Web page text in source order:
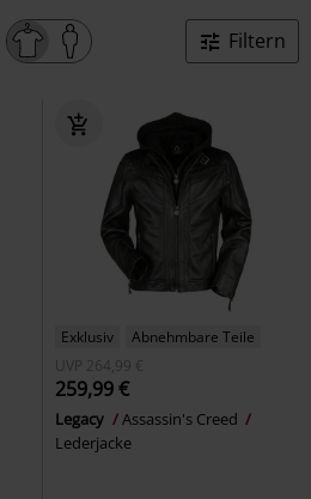
Filtern
Exklusiv
Abnehmbare Teile
UVP
264,99 €
259,99 €
Legacy
Assassin's Creed
Lederjacke